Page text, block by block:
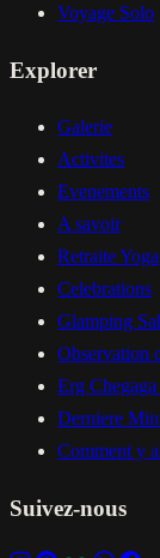
Voyage Solo
Explorer
Galerie
Activites
Evenements
A savoir
Retraite Yoga
Celebrations
Glamping
Observation
Erg
Derniere
Comment y
Suivez-nous